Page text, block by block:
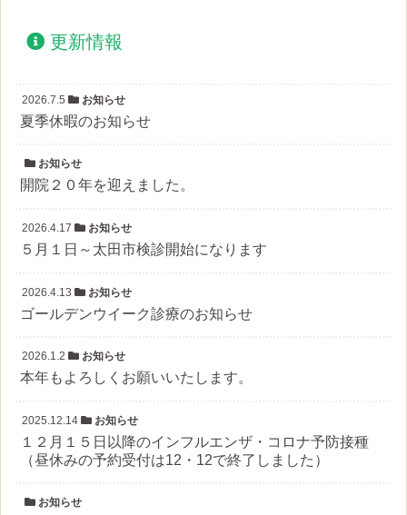
更新情報
2026.7.5 お知らせ
夏季休暇のお知らせ
お知らせ
開院２０年を迎えました。
2026.4.17 お知らせ
５月１日～太田市検診開始になります
2026.4.13 お知らせ
ゴールデンウイーク診療のお知らせ
2026.1.2 お知らせ
本年もよろしくお願いいたします。
2025.12.14 お知らせ
１２月１５日以降のインフルエンザ・コロナ予防接種
（昼休みの予約受付は12・12で終了しました）
お知らせ